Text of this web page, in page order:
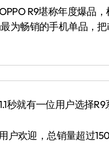
R9堪称年度爆品，
为畅销的手机单品，
就有一位用户选择R9
欢迎，总销量超过